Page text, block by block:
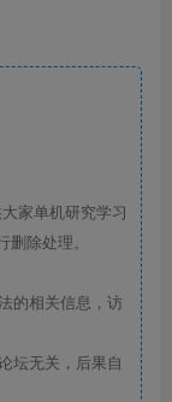
家单机研究学习
除处理。
的相关信息，访
坛无关，后果自